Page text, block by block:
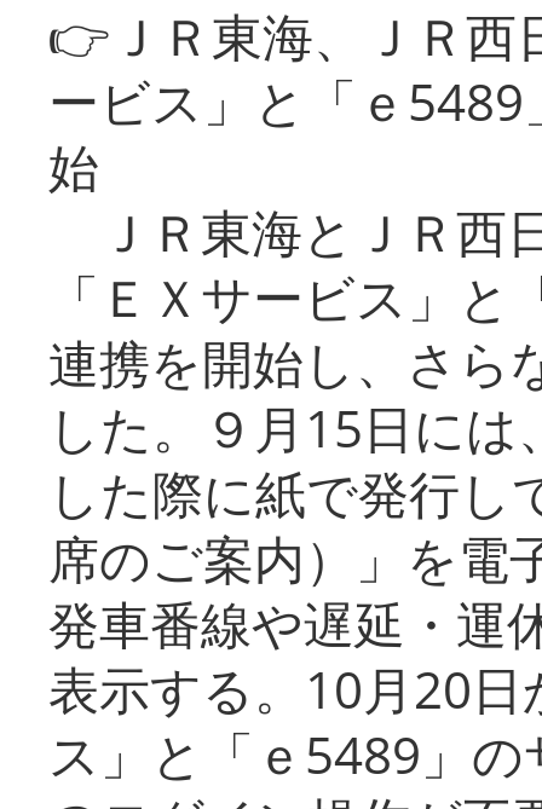
👉ＪＲ東海、ＪＲ
ービス」と「ｅ
始
ＪＲ東海とＪＲ西
「ＥＸサービス」
連携を開始し、さら
した。９月15日に
した際に紙で発行し
席のご案内）」を電
発車番線や遅延・運
表示する。10月20
ス」と「ｅ5489」